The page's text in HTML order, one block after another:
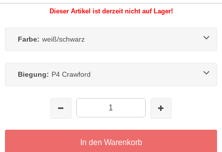
Dieser Artikel ist derzeit nicht auf Lager!
Farbe: weiß/schwarz
Biegung: P4 Crawford
In den Warenkorb